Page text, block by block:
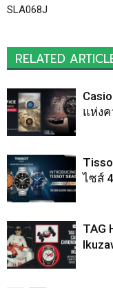
SLA068J
RELATED
แห่งค
ไซส์
TAG